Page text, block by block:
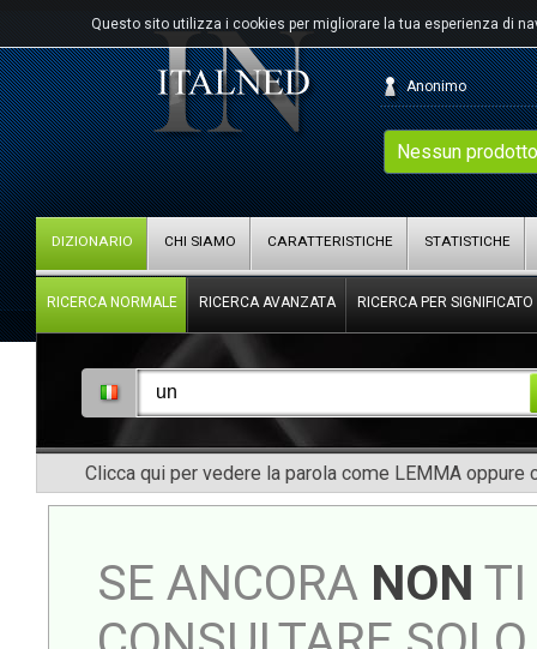
Questo sito utilizza i cookies per migliorare la tua esperienza di
Nessun
Anonimo
DIZIONARIO CHI SIAMO CARATTERISTICHE STATISTICHE
RICERCA NORMALE RICERCA AVANZATA RICERCA PER SIGNIFICATO
Clicca qui per vedere la parola come LEMMA oppure
SE ANCORA NON TI